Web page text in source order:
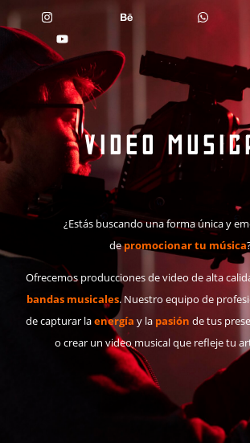
al
contenido
Video
¿Estás buscando una forma única y
depromocionar tu música
Ofrecemos producciones de video de alta
bandas musicales. Nuestro equipo de
de capturar laenergía y la pasión de tus
o crear un video musical que refleje tu